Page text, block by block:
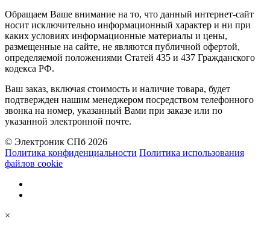
Обращаем Ваше внимание на то, что данный интернет-сайт
носит исключительно информационный характер и ни при
каких условиях информационные материалы и цены,
размещенные на сайте, не являются публичной офертой,
определяемой положениями Статей 435 и 437 Гражданского
кодекса РФ.
Ваш заказ, включая стоимость и наличие товара, будет
подтвержден нашим менеджером посредством телефонного
звонка на номер, указанный Вами при заказе или по
указанной электронной почте.
© Электроник СПб 2026
Политика конфиденциальности Политика использования
файлов cookie
×